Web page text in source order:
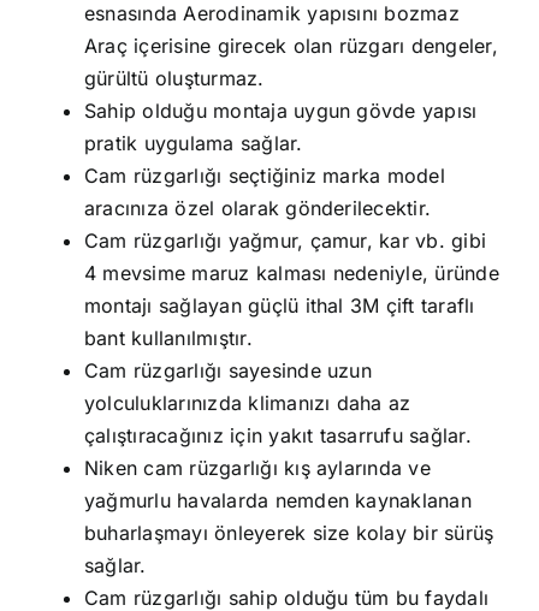
esnasında Aerodinamik yapısını bozmaz
Araç içerisine girecek olan rüzgarı dengeler,
gürültü oluşturmaz.
Sahip olduğu montaja uygun gövde yapısı
pratik uygulama sağlar.
Cam rüzgarlığı seçtiğiniz marka model
aracınıza özel olarak gönderilecektir.
Cam rüzgarlığı yağmur, çamur, kar vb. gibi
4 mevsime maruz kalması nedeniyle, üründe
montajı sağlayan güçlü ithal 3M çift taraflı
bant kullanılmıştır.
Cam rüzgarlığı sayesinde uzun
yolculuklarınızda klimanızı daha az
çalıştıracağınız için yakıt tasarrufu sağlar.
Niken cam rüzgarlığı kış aylarında ve
yağmurlu havalarda nemden kaynaklanan
buharlaşmayı önleyerek size kolay bir sürüş
sağlar.
Cam rüzgarlığı sahip olduğu tüm bu faydalı